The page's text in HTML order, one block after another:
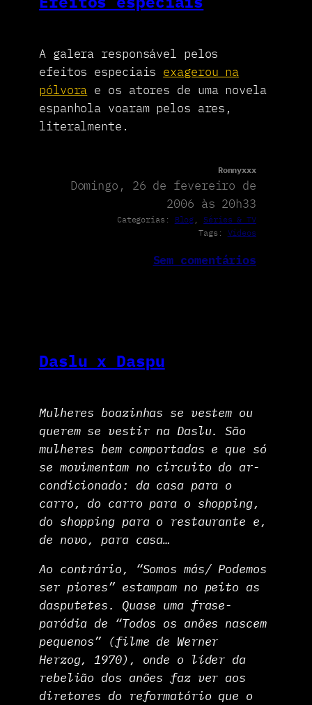
A galera responsável pelos
efeitos especiais exagerou na
pólvora e os atores de uma novela
espanhola voaram pelos ares,
literalmente.
Ronnyxxx
Domingo, 26 de fevereiro de
2006 às 20h33
Categorias: Blog , Séries & TV
Tags: Vídeos
Sem comentários
Daslu x Daspu
Mulheres boazinhas se vestem ou
querem se vestir na Daslu. São
mulheres bem comportadas e que só
se movimentam no circuito do ar-
condicionado: da casa para o
carro, do carro para o shopping,
do shopping para o restaurante e,
de novo, para casa…
Ao contrário, “Somos más/ Podemos
ser piores” estampam no peito as
dasputetes. Quase uma frase-
paródia de “Todos os anões nascem
pequenos” (filme de Werner
Herzog, 1970), onde o líder da
rebelião dos anões faz ver aos
diretores do reformatório que o